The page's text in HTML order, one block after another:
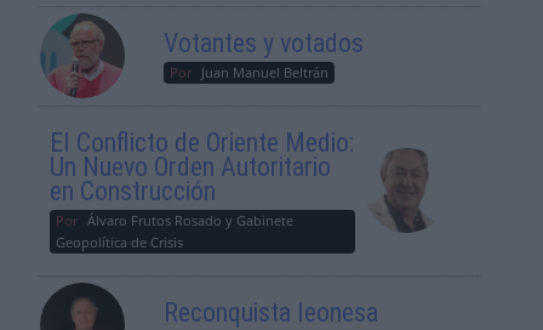
Votantes y votados
Por Juan Manuel Beltrán
El Conflicto de Oriente Medio:
Un Nuevo Orden Autoritario
en Construcción
Por Álvaro Frutos Rosado y Gabinete
Geopolítica de Crisis
Reconquista leonesa